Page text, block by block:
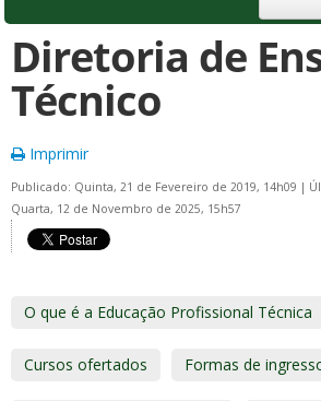
Diretoria de
Técnico
Imprimir
Publicado: Quinta, 21 de Fevereiro de 2019, 14h09 |
Quarta, 12 de Novembro de 2025, 15h57
O que é a Educação Profissional Técnica
Cursos ofertados Formas de